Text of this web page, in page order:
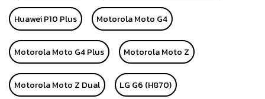
Huawei P10 Plus Motorola Moto G4
Motorola Moto G4 Plus Motorola Moto Z
Motorola Moto Z Dual LG G6 (H870)